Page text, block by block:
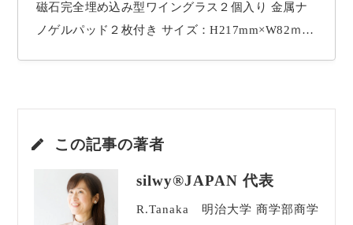
磁石完全埋め込み型ワイングラス２個入り 金属ナ
ノゲルパッド２枚付き サイズ：H217mm×W82ｍｍ
この記事の著者
silwy®JAPAN 代表
R.Tanaka 明治大学 商学部商学